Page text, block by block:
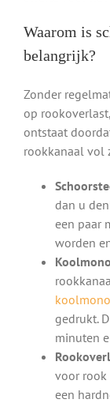
Waarom is
belangrijk?
Zonder
op
ontstaat
rookkanaal vol
dan u
een paar
worden
gedrukt.
minuten
voor rook
een